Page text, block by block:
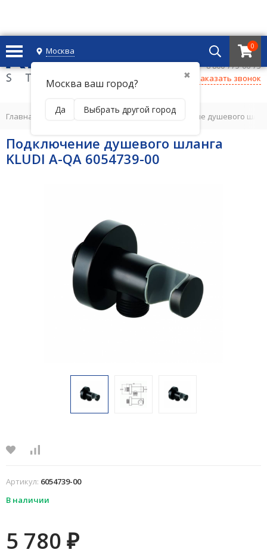
Москва
✖
Москва ваш город?
Да Выбрать другой город
0
+7 495 221 69 55
8 800-775-06-73
Заказать звонок
Главная ДУШЕВАЯ ПРОГРАММА / Подключение душевого
Подключение душевого шланга
KLUDI A-QA 6054739-00
Артикул: 6054739-00
В наличии
5 780 ₽